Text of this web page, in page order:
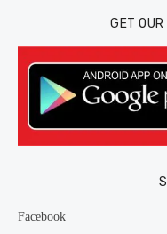
GET
Facebook